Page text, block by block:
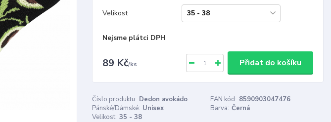
Velikost
Nejsme plátci DPH
89 Kč/ks Přidat do košíku
Číslo produktu: Dedon avokádo EAN kód: 8590903047476
Pánské/Dámské: Unisex Barva: Černá
Velikost: 35 - 38